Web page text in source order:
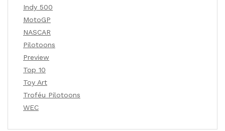
Indy 500
MotoGP
NASCAR
Pilotoons
Preview
Top 10
Toy Art
Troféu Pilotoons
WEC